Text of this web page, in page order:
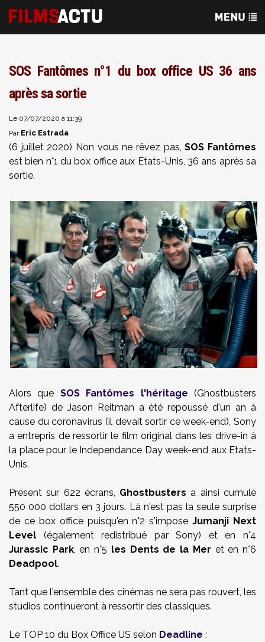
SOS Fantômes n°1 du box office US 36 ans
après sa sortie
Le 07/07/2020 à 11:39
Par Eric Estrada
(6 juillet 2020) Non vous ne rêvez pas,SOS Fantômes
est bien n°1 du box office aux Etats-Unis, 36 ans après sa
sortie.
Alors que SOS Fantômes l'héritage (Ghostbusters
Afterlife) de Jason Reitman a été repoussé d'un an à
cause du coronavirus (il devait sortir ce week-end), Sony
a entrepris de ressortir le film original dans les drive-in à
la place pour le Independance Day week-end aux Etats-
Unis.
Présent sur 622 écrans, Ghostbusters a ainsi cumulé
550 000 dollars en 3 jours. Là n'est pas la seule surprise
de ce box office puisqu'en n°2 s'imposeJumanji Next
Level (également redistribué par Sony) et en n°4
Jurassic Park, en n°5 les Dents de la Mer et en n°6
Deadpool.
Tant que l'ensemble des cinémas ne sera pas rouvert, les
studios continueront à ressortir des classiques.
Le TOP 10 du Box Office US selon Deadline :